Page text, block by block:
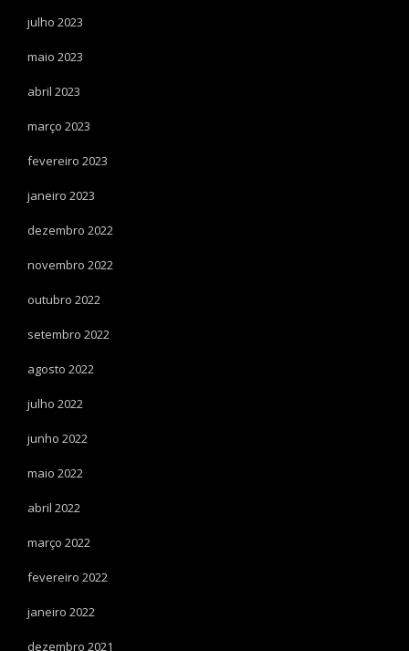
julho 2023
maio 2023
abril 2023
março 2023
fevereiro 2023
janeiro 2023
dezembro 2022
novembro 2022
outubro 2022
setembro 2022
agosto 2022
julho 2022
junho 2022
maio 2022
abril 2022
março 2022
fevereiro 2022
janeiro 2022
dezembro 2021